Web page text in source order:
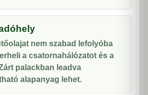
nem szabad lefolyóba
a csatornahálózatot és a
palackban leadva
alapanyag lehet.